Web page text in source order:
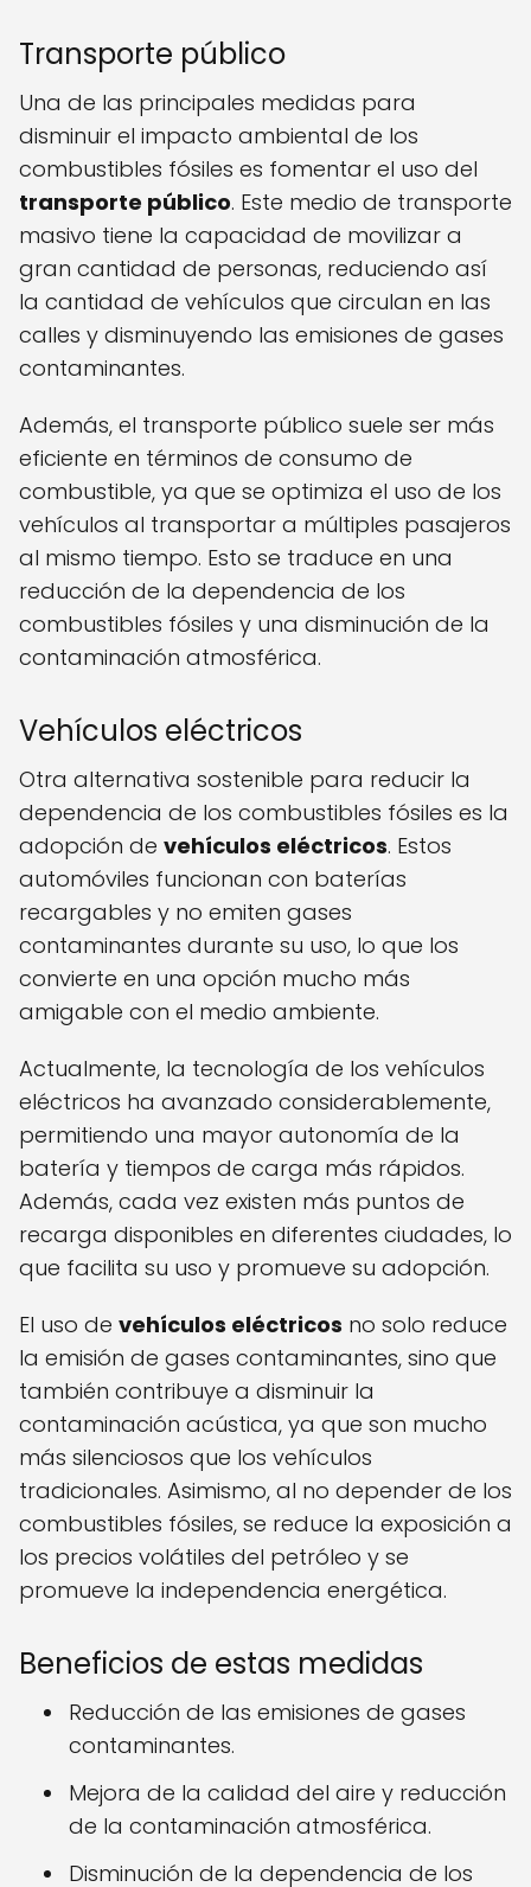
Transporte público
Una de las principales medidas para
disminuir el impacto ambiental de los
combustibles fósiles es fomentar el uso del
transporte público. Este medio de transporte
masivo tiene la capacidad de movilizar a
gran cantidad de personas, reduciendo así
la cantidad de vehículos que circulan en las
calles y disminuyendo las emisiones de gases
contaminantes.
Además, el transporte público suele ser más
eficiente en términos de consumo de
combustible, ya que se optimiza el uso de los
vehículos al transportar a múltiples pasajeros
al mismo tiempo. Esto se traduce en una
reducción de la dependencia de los
combustibles fósiles y una disminución de la
contaminación atmosférica.
Vehículos eléctricos
Otra alternativa sostenible para reducir la
dependencia de los combustibles fósiles es la
adopción de vehículos eléctricos. Estos
automóviles funcionan con baterías
recargables y no emiten gases
contaminantes durante su uso, lo que los
convierte en una opción mucho más
amigable con el medio ambiente.
Actualmente, la tecnología de los vehículos
eléctricos ha avanzado considerablemente,
permitiendo una mayor autonomía de la
batería y tiempos de carga más rápidos.
Además, cada vez existen más puntos de
recarga disponibles en diferentes ciudades, lo
que facilita su uso y promueve su adopción.
El uso de vehículos eléctricos no solo reduce
la emisión de gases contaminantes, sino que
también contribuye a disminuir la
contaminación acústica, ya que son mucho
más silenciosos que los vehículos
tradicionales. Asimismo, al no depender de los
combustibles fósiles, se reduce la exposición a
los precios volátiles del petróleo y se
promueve la independencia energética.
Beneficios de estas medidas
Reducción de las emisiones de gases
contaminantes.
Mejora de la calidad del aire y reducción
de la contaminación atmosférica.
Disminución de la dependencia de los